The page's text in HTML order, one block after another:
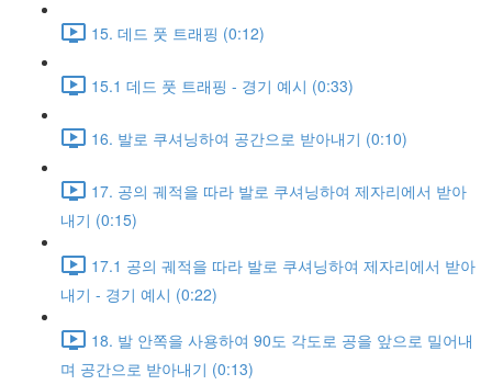
15. 데드 풋 트래핑 (0:12)
15.1 데드 풋 트래핑 - 경기 예시 (0:33)
16. 발로 쿠셔닝하여 공간으로 받아내기 (0:10)
17. 공의 궤적을 따라 발로 쿠셔닝하여 제자리에서 받아
내기 (0:15)
17.1 공의 궤적을 따라 발로 쿠셔닝하여 제자리에서 받아
내기 - 경기 예시 (0:22)
18. 발 안쪽을 사용하여 90도 각도로 공을 앞으로 밀어내
며 공간으로 받아내기 (0:13)